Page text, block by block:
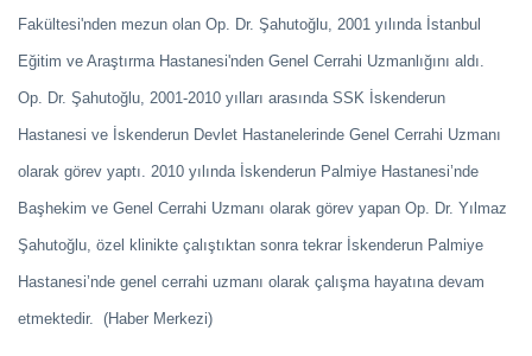
Fakültesi'nden mezun olan Op. Dr. Şahutoğlu, 2001 yılında İstanbul
Eğitim ve Araştırma Hastanesi'nden Genel Cerrahi Uzmanlığını aldı.
Op. Dr. Şahutoğlu, 2001-2010 yılları arasında SSK İskenderun
Hastanesi ve İskenderun Devlet Hastanelerinde Genel Cerrahi Uzmanı
olarak görev yaptı. 2010 yılında İskenderun Palmiye Hastanesi’nde
Başhekim ve Genel Cerrahi Uzmanı olarak görev yapan Op. Dr. Yılmaz
Şahutoğlu, özel klinikte çalıştıktan sonra tekrar İskenderun Palmiye
Hastanesi’nde genel cerrahi uzmanı olarak çalışma hayatına devam
etmektedir. (Haber Merkezi)